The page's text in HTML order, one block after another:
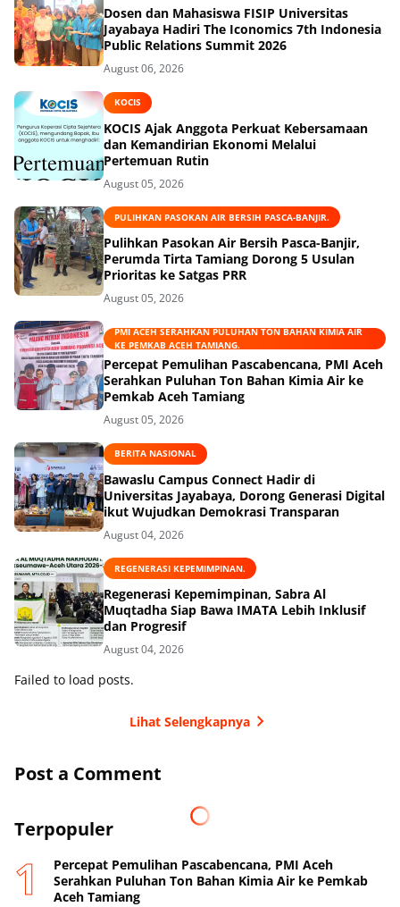
Dosen dan Mahasiswa FISIP Universitas
Jayabaya Hadiri The Iconomics 7th Indonesia
Public Relations Summit 2026
August 06, 2026
KOCIS
KOCIS Ajak Anggota Perkuat Kebersamaan
dan Kemandirian Ekonomi Melalui
Pertemuan Rutin
August 05, 2026
PULIHKAN PASOKAN AIR BERSIH PASCA-BANJIR.
Pulihkan Pasokan Air Bersih Pasca-Banjir,
Perumda Tirta Tamiang Dorong 5 Usulan
Prioritas ke Satgas PRR
August 05, 2026
PMI ACEH SERAHKAN PULUHAN TON BAHAN KIMIA AIR
KE PEMKAB ACEH TAMIANG.
Percepat Pemulihan Pascabencana, PMI Aceh
Serahkan Puluhan Ton Bahan Kimia Air ke
Pemkab Aceh Tamiang
August 05, 2026
BERITA NASIONAL
Bawaslu Campus Connect Hadir di
Universitas Jayabaya, Dorong Generasi Digital
ikut Wujudkan Demokrasi Transparan
August 04, 2026
REGENERASI KEPEMIMPINAN.
Regenerasi Kepemimpinan, Sabra Al
Muqtadha Siap Bawa IMATA Lebih Inklusif
dan Progresif
August 04, 2026
Failed to load posts.
Lihat Selengkapnya
Post a Comment
Terpopuler
Percepat Pemulihan Pascabencana, PMI Aceh
Serahkan Puluhan Ton Bahan Kimia Air ke Pemkab
Aceh Tamiang